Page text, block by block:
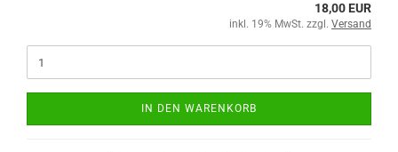
18,00 EUR
inkl. 19% MwSt. zzgl. Versand
IN DEN WARENKORB